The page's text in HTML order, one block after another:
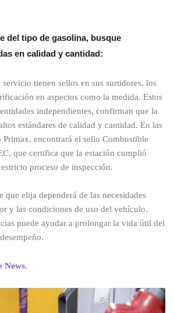
del tipo de gasolina, busque
en calidad y cantidad:
servicio tienen sellos en sus surtidores, los
en aspectos como la medida. Estos
independientes, confirman que la
estándares de calidad y cantidad. En las
Primax, encontrará el sello Combustible
que certifica que la estación cumplió
proceso de inspección.
que elija dependerá de las necesidades
y las condiciones de uso del vehículo.
puede ayudar a prolongar la vida útil del
News.